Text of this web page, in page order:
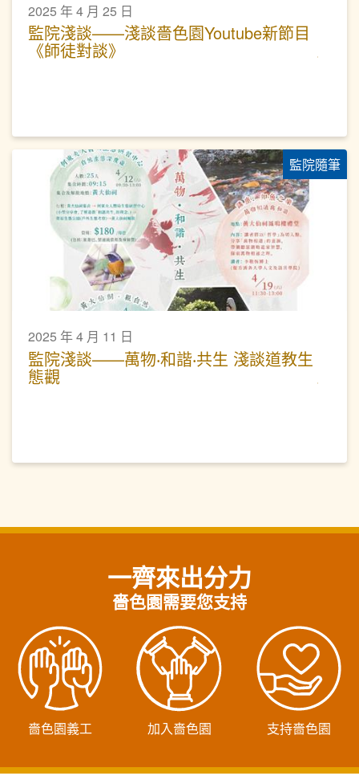
2025 年 4 月 25 日
監院淺談——淺談嗇色園Youtube新節目
《師徒對談》
監院隨筆
2025 年 4 月 11 日
監院淺談——萬物‧和諧‧共生 淺談道教生
態觀
一齊來出分力
嗇色園需要您支持
嗇色園義工 加入嗇色園 支持嗇色園